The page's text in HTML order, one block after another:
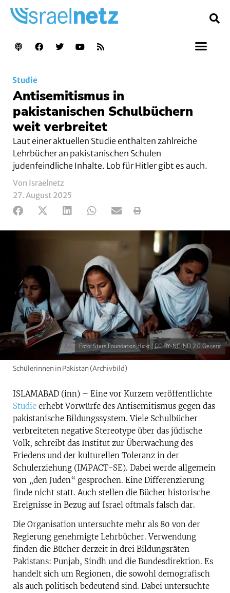
Studie
Antisemitismus in
pakistanischen Schulbüchern
weit verbreitet
Laut einer aktuellen Studie enthalten zahlreiche
Lehrbücher an pakistanischen Schulen
judenfeindliche Inhalte. Lob für Hitler gibt es auch.
Von Israelnetz
27. August 2025
Foto: Stars Foundation, flickr |CC BY-NC-ND 2.0 Generic
Schülerinnen in Pakistan (Archivbild)
ISLAMABAD (inn) – Eine vor Kurzem veröffentlichte
Studie erhebt Vorwürfe des Antisemitismus gegen das
pakistanische Bildungssystem. Viele Schulbücher
verbreiteten negative Stereotype über das jüdische
Volk, schreibt das Institut zur Überwachung des
Friedens und der kulturellen Toleranz in der
Schulerziehung (IMPACT-SE). Dabei werde allgemein
von „den Juden“ gesprochen. Eine Differenzierung
finde nicht statt. Auch stellen die Bücher historische
Ereignisse in Bezug auf Israel oftmals falsch dar.
Die Organisation untersuchte mehr als 80 von der
Regierung genehmigte Lehrbücher. Verwendung
finden die Bücher derzeit in drei Bildungsräten
Pakistans: Punjab, Sindh und die Bundesdirektion. Es
handelt sich um Regionen, die sowohl demografisch
als auch politisch bedeutend sind. Dabei untersuchte